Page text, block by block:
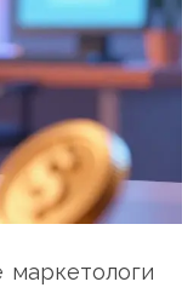
маркетологи